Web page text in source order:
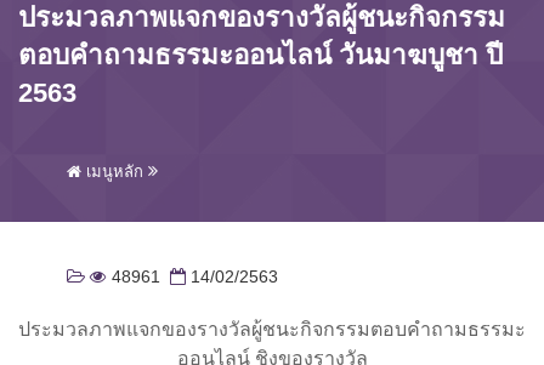
ประมวลภาพแจกของรางวัลผู้ชนะกิจกรรม
ตอบคำถามธรรมะออนไลน์ วันมาฆบูชา ปี
2563
เมนูหลัก
48961 14/02/2563
ประมวลภาพแจกของรางวัลผู้ชนะกิจกรรมตอบคำถามธรรมะ
ออนไลน์ ชิงของรางวัล